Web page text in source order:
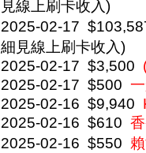
見線上刷卡收入)
2025-02-17
細見線上刷卡收入)
2025-02-17 $3,500
2025-02-17 $500
2025-02-16 $9,940
2025-02-16 $610
2025-02-16 $550